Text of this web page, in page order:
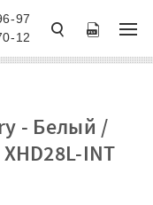
97
12
- Белый /
INT